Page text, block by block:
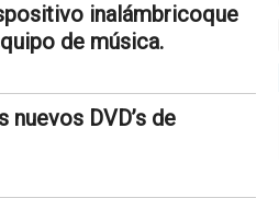
inalámbricoque
de música.
DVD’s de